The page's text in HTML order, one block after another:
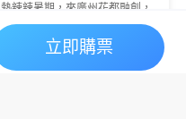
熱辣辣暑期，來廣州花都融創，
西遊天團潑水降溫💦清涼設備暢
玩+沈浸好戲登場🎭夏日快樂，
一鍵打包👇立即購票